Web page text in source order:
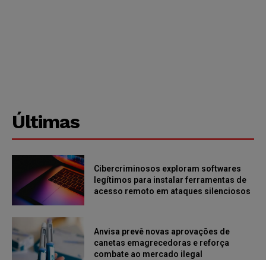
Últimas
Cibercriminosos exploram softwares
legítimos para instalar ferramentas de
acesso remoto em ataques silenciosos
Anvisa prevê novas aprovações de
canetas emagrecedoras e reforça
combate ao mercado ilegal